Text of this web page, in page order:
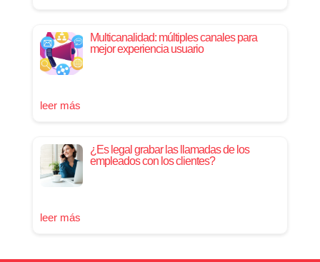
Multicanalidad: múltiples canales para
mejor experiencia usuario
leer más
¿Es legal grabar las llamadas de los
empleados con los clientes?
leer más